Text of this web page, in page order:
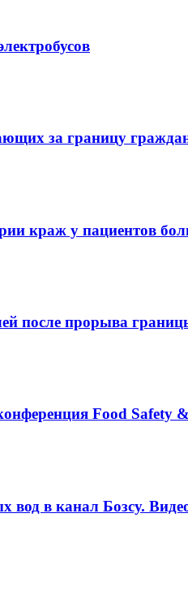
за границу
краж у пациентов
после прорыва
Food
вод в канал Бозсу.